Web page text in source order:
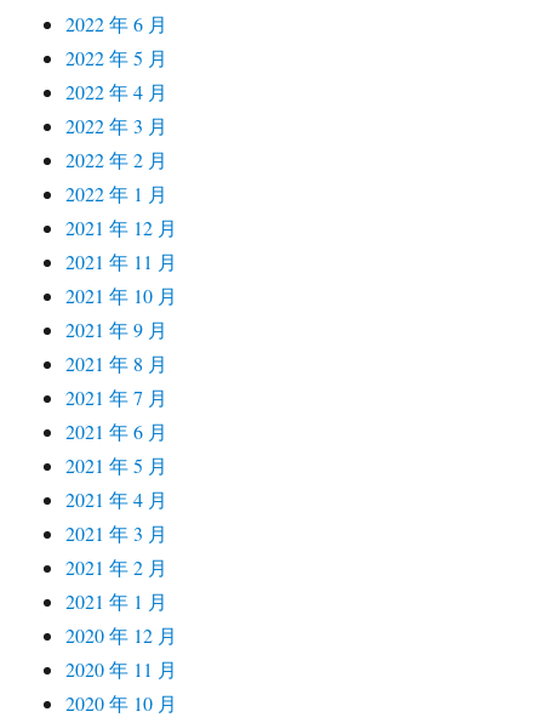
2022 年 6 月
2022 年 5 月
2022 年 4 月
2022 年 3 月
2022 年 2 月
2022 年 1 月
2021 年 12 月
2021 年 11 月
2021 年 10 月
2021 年 9 月
2021 年 8 月
2021 年 7 月
2021 年 6 月
2021 年 5 月
2021 年 4 月
2021 年 3 月
2021 年 2 月
2021 年 1 月
2020 年 12 月
2020 年 11 月
2020 年 10 月